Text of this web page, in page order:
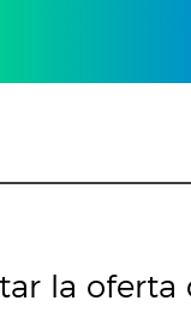
la oferta